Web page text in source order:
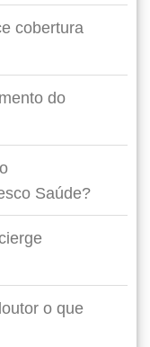
cobertura
do
Saúde?
o que